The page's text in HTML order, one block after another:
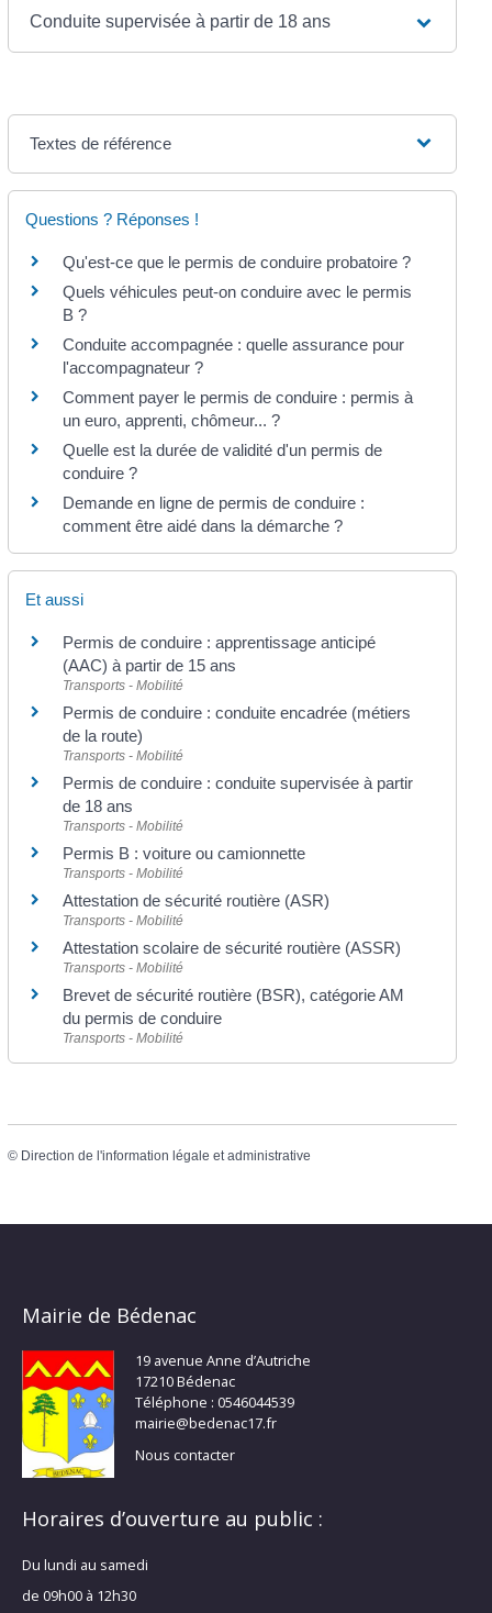
Conduite supervisée à partir de 18 ans
Textes de référence
Questions ? Réponses !
Qu'est-ce que le permis de conduire probatoire ?
Quels véhicules peut-on conduire avec le permis
B ?
Conduite accompagnée : quelle assurance pour
l'accompagnateur ?
Comment payer le permis de conduire : permis à
un euro, apprenti, chômeur... ?
Quelle est la durée de validité d'un permis de
conduire ?
Demande en ligne de permis de conduire :
comment être aidé dans la démarche ?
Et aussi
Permis de conduire : apprentissage anticipé
(AAC) à partir de 15 ans
Transports - Mobilité
Permis de conduire : conduite encadrée (métiers
de la route)
Transports - Mobilité
Permis de conduire : conduite supervisée à partir
de 18 ans
Transports - Mobilité
Permis B : voiture ou camionnette
Transports - Mobilité
Attestation de sécurité routière (ASR)
Transports - Mobilité
Attestation scolaire de sécurité routière (ASSR)
Transports - Mobilité
Brevet de sécurité routière (BSR), catégorie AM
du permis de conduire
Transports - Mobilité
© Direction de l'information légale et administrative
Mairie de Bédenac
19 avenue Anne d’Autriche
17210 Bédenac
Téléphone : 0546044539
mairie@bedenac17.fr
Nous contacter
Horaires d’ouverture au public :
Du lundi au samedi
de 09h00 à 12h30